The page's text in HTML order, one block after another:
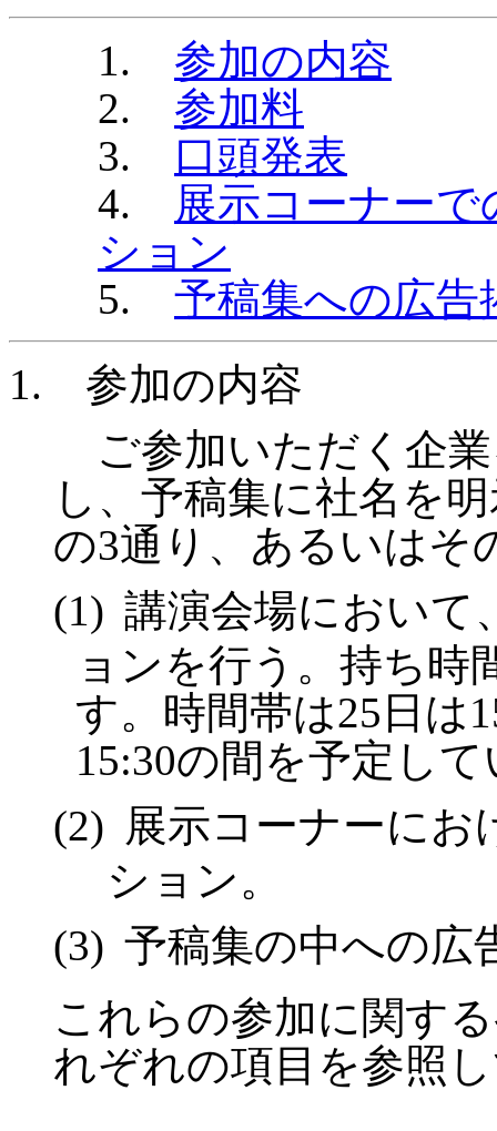
1.
参加の内容
2.
参加料
3.
口頭発表
4.
展示コーナー
ション
5.
予稿集への広告
1. 参加の内容
ご参加いただく企
し、予稿集に社名を
の3通り、あるいはそ
(1) 講演会場において
ョンを行う。持ち時
す。時間帯は25 日は
15:30の間を予定し
(2) 展示コーナーにお
ション。
(3) 予稿集の中への広
これらの参加に関す
れぞれの項目を参照